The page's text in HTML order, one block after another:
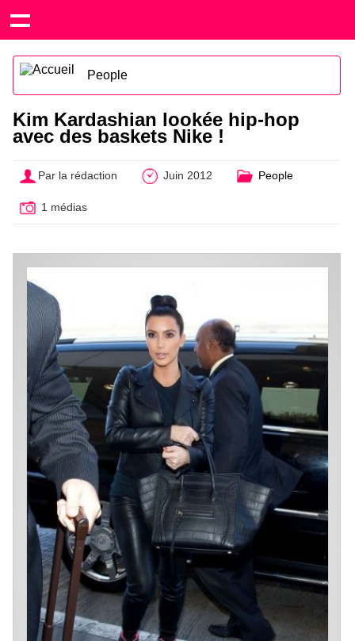
People
Kim Kardashian lookée hip-hop
avec des baskets Nike !
Par la rédaction Juin 2012 People
1 médias